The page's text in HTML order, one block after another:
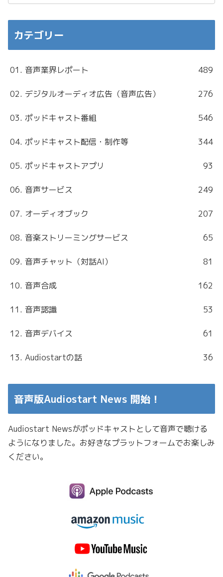
カテゴリー
01. 音声業界レポート 489
02. デジタルオーディオ広告（音声広告） 276
03. ポッドキャスト番組 546
04. ポッドキャスト配信・制作等 344
05. ポッドキャストアプリ 93
06. 音声サービス 249
07. オーディオブック 207
08. 音楽ストリーミングサービス 65
09. 音声チャット（対話AI） 81
10. 音声合成 162
11. 音声認識 53
12. 音声デバイス 61
13. Audiostartの話 36
音声版Audiostart News 開始！
Audiostart Newsがポッドキャストとして音声で聴ける
ようになりました。お好きなプラットフォームでお楽しみ
ください。